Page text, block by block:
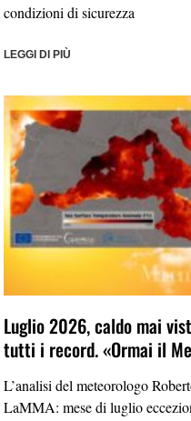
condizioni di sicurezza
LEGGI DI PIÙ
Luglio 2026, caldo mai
tutti i record. «Ormai il
L’analisi del meteorologo
LaMMA: mese di luglio